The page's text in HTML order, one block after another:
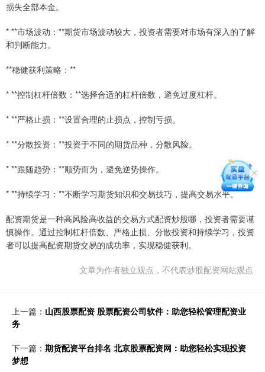
损失全部本金。
* **市场波动：**期货市场波动较大，投资者需要对市场有深入的了解
和判断能力。
**稳健获利策略：**
* **控制杠杆倍数：**选择合适的杠杆倍数，避免过度杠杆。
* **严格止损：**设置合理的止损点，控制亏损。
* **分散投资：**投资于不同的期货品种，分散风险。
* **跟随趋势：**顺势而为，避免逆势操作。
* **持续学习：**不断学习期货知识和交易技巧，提高交易水平。
配资期货是一种高风险高收益的交易方式配资炒股哪，投资者需要谨
慎操作。通过控制杠杆倍数、严格止损、分散投资和持续学习，投资
者可以提高配资期货交易的成功率，实现稳健获利。
文章为作者独立观点，不代表炒股配资网站观点
上一篇： 山西股票配资 股票配资公司软件：助您轻松管理配资业
务
下一篇： 期货配资平台排名 北京股票配资网：助您轻松实现投资
梦想